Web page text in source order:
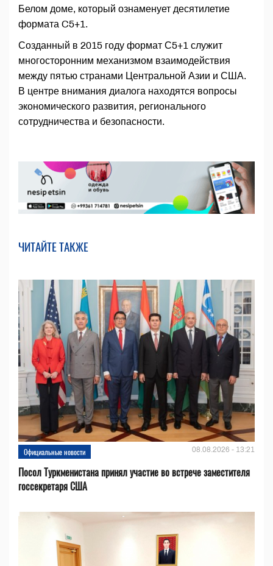
Белом доме, который ознаменует десятилетие
формата C5+1.
Созданный в 2015 году формат С5+1 служит
многосторонним механизмом взаимодействия
между пятью странами Центральной Азии и США.
В центре внимания диалога находятся вопросы
экономического развития, регионального
сотрудничества и безопасности.
ЧИТАЙТЕ ТАКЖЕ
Официальные новости 08.08.2026 - 13:21
Посол Туркменистана принял участие во встрече заместителя
госсекретаря США